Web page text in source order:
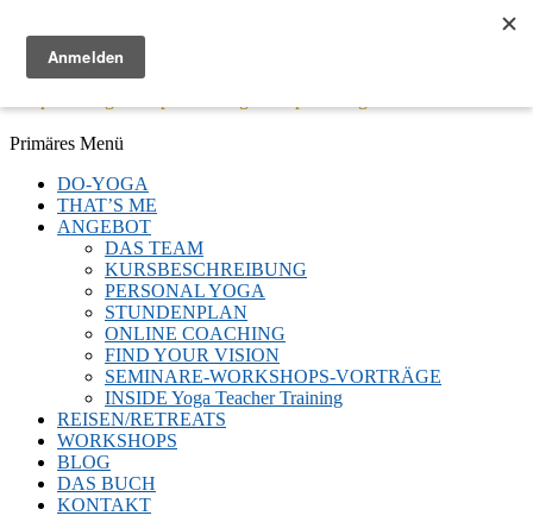
Menü
Facebook
Twitter
E-
LinkedIn
YouTube
Instagram
Primäres Menü
Zum
Inhalt
springen
DO-YOGA
THAT’S ME
ANGEBOT
DAS TEAM
KURSBESCHREIBUNG
PERSONAL YOGA
STUNDENPLAN
ONLINE COACHING
FIND YOUR VISION
SEMINARE-WORKSHOPS-VORTRÄGE
INSIDE Yoga Teacher Training
REISEN/RETREATS
WORKSHOPS
BLOG
DAS BUCH
KONTAKT